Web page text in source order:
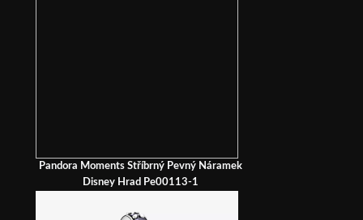
Pandora Moments Stříbrný Pevný Náramek
Disney Hrad Pe00113-1